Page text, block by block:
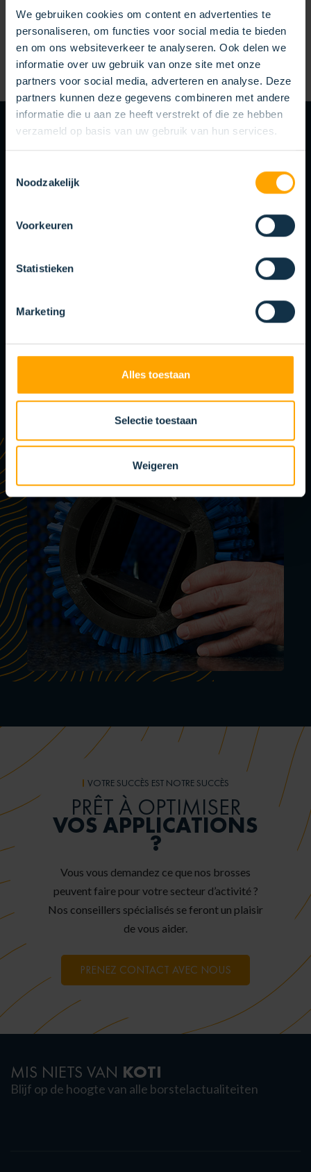
We gebruiken cookies om content en advertenties te
personaliseren, om functies voor social media te bieden
en om ons websiteverkeer te analyseren. Ook delen we
informatie over uw gebruik van onze site met onze
partners voor social media, adverteren en analyse. Deze
partners kunnen deze gegevens combineren met andere
informatie die u aan ze heeft verstrekt of die ze hebben
verzameld op basis van uw gebruik van hun services.
Noodzakelijk
Voorkeuren
Statistieken
Marketing
Alles toestaan
Selectie toestaan
Weigeren
SOLUTIONS DE BROSSAGE SPÉCIFIQUES AUX CLIENTS
EST IDÉAL
Votre entreprise est unique et vos défis sont différents de
ceux des autres entreprises du secteur. C’est ce qui rend la
personnalisées qui répondent à vos besoins spécifiques.
s’offrent à vous.
VOIR LES POSSIBILITÉS
VOTRE SUCCÈS EST NOTRE SUCCÈS
PRÊT À OPTIMISER
VOS APPLICATIONS
?
Vous vous demandez ce que nos brosses
peuvent faire pour votre secteur d’activité ?
Nos conseillers spécialisés se feront un plaisir
de vous aider.
PRENEZ CONTACT AVEC NOUS
MIS NIETS VAN KOTI
Blijf op de hoogte van alle borstelactualiteiten